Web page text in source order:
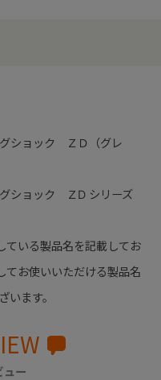
ショック ＺＤ（グレ
ショック ＺD シリーズ
ている製品名を記載してお
てお使いいただける製品名
います。
ュー